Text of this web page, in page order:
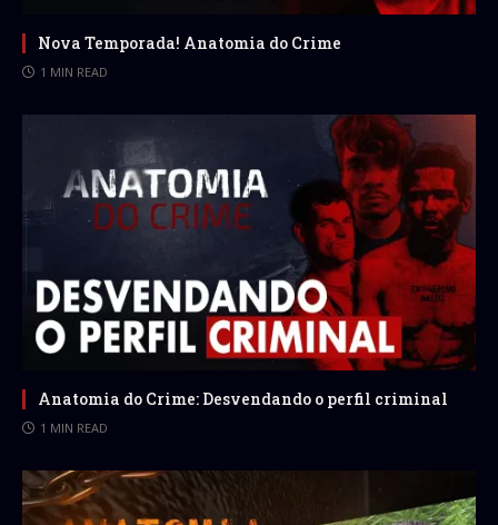
Nova Temporada! Anatomia do Crime
1 MIN READ
Anatomia do Crime: Desvendando o perfil criminal
1 MIN READ